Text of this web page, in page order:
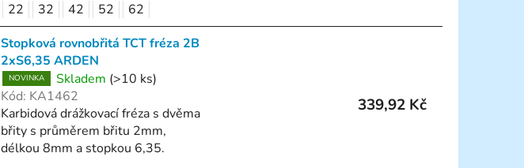
22
32 42 52 62
Stopková rovnobřitá TCT fréza 2B
2xS6,35 ARDEN
NOVINKA Skladem (>10 ks)
Kód: KA1462
Karbidová drážkovací fréza s dvěma
břity s průměrem břitu 2mm,
délkou 8mm a stopkou 6,35.
339,92 Kč